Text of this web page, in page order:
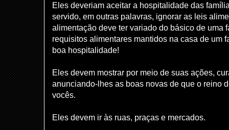
Eles deveriam aceitar a hospitalidade das
servido, em outras palavras, ignorar as leis
alimentação deve ter variado do básico de uma
requisitos alimentares mantidos na casa de um
boa hospitalidade!
Eles devem mostrar por meio de suas ações,
anunciando-lhes as boas novas de que o reino
vocês.
Eles devem ir às ruas, praças e mercados.